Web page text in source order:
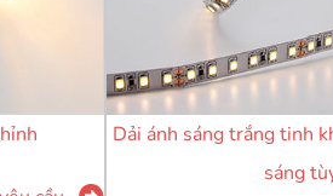
Dải ánh sáng trắng tinh
sáng